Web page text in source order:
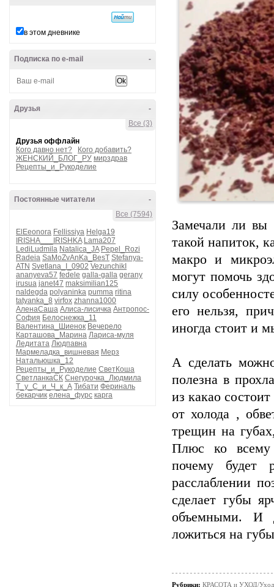
в этом дневнике
-
Подписка по e-mail
-
Друзья
Все (3)
Друзья оффлайн
Кого давно нет?
Кого добавить?
ЖЕНСКИЙ_БЛОГ_РУ мирздрав
Рецепты_и_Рукоделие
-
Постоянные читатели
Все (7594)
ElEeonora Fellissiya Helga19
IRISHA___IRISHKA Lama207
LediLudmila Natalica_JA Pepel_Rozi
Radeia SaMoZvAnKa_BesT Stefanya-
ATN Svetlana_I_0902 VezunchikI
ananyeva57 fedele galla-galla gerany
irusua janet47 maksimilian125
naldegda polyaninka pumma ritina
tatyanka_8 virfox zhanna1000
АленаСаша Алиса-лисичка Антропос-
София Белоснежка_11
Валентина_Шиенок Вечерело
Карташова_Марина Лариса-муля
Ледитата Людпавна
Мармеладка_вишневая Мерз
Натальюшка_12
Рецепты_и_Рукоделие СветКоша
СветланкаСК Снегурочка_Людмила
Т_у_С_и_Ч_к_А Тибати Фериналь
бекарчик елена_фурс карга
Замечали ли вы
такой напиток,
макро и
могут помочь
силу
его нельзя,
иногда стоит и
А сделать
полезна в
из какао
от холода ,
трещин на
Плюс ко всему
почему будет
расслаблении
сделает губы
объемными. И
ложиться на
Рубрики: КРАСОТА и УХОД/Уход